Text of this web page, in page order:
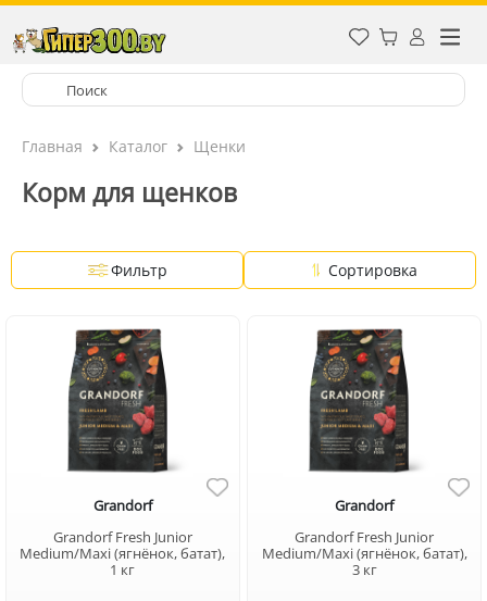
Главная Каталог Щенки
Корм для щенков
Фильтр Сортировка
Grandorf
Grandorf Fresh Junior
Medium/Maxi (ягнёнок, батат),
1 кг
Grandorf
Grandorf Fresh Junior
Medium/Maxi (ягнёнок, батат),
3 кг